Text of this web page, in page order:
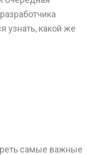
узнать, какой же
самые важные